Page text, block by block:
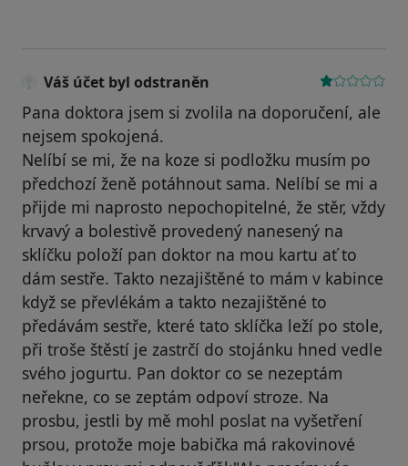
Váš účet byl odstraněn
Pana doktora jsem si zvolila na doporučení, ale
nejsem spokojená.
Nelíbí se mi, že na koze si podložku musím po
předchozí ženě potáhnout sama. Nelíbí se mi a
přijde mi naprosto nepochopitelné, že stěr, vždy
krvavý a bolestivě provedený nanesený na
sklíčku položí pan doktor na mou kartu ať to
dám sestře. Takto nezajištěné to mám v kabince
když se převlékám a takto nezajištěné to
předávám sestře, které tato sklíčka leží po stole,
při troše štěstí je zastrčí do stojánku hned vedle
svého jogurtu. Pan doktor co se nezeptám
neřekne, co se zeptám odpoví stroze. Na
prosbu, jestli by mě mohl poslat na vyšetření
prsou, protože moje babička má rakovinové